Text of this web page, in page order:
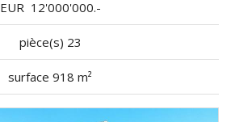
EUR 12'000'000.-
pièce(s) 23
surface 918 m²